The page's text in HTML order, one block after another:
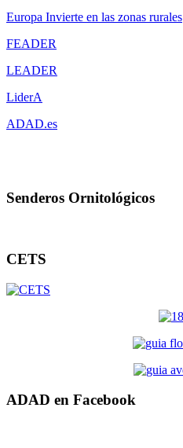
Europa Invierte en las zonas rurales
FEADER
LEADER
LiderA
ADAD.es
Senderos Ornitológicos
CETS
ADAD en Facebook